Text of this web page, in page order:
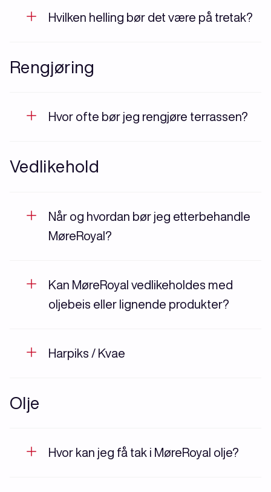
Hvilken helling bør det være på tretak?
Rengjøring
Hvor ofte bør jeg rengjøre terrassen?
Vedlikehold
Når og hvordan bør jeg etterbehandle
MøreRoyal?
Kan MøreRoyal vedlikeholdes med
oljebeis eller lignende produkter?
Harpiks / Kvae
Olje
Hvor kan jeg få tak i MøreRoyal olje?